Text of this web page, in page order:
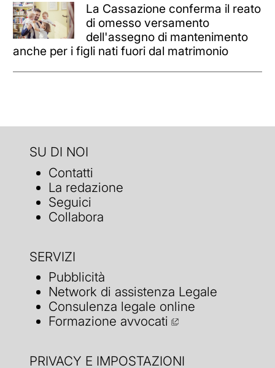
La Cassazione conferma il reato
di omesso versamento
dell'assegno di mantenimento
anche per i figli nati fuori dal matrimonio
SU DI NOI
Contatti
La redazione
Seguici
Collabora
SERVIZI
Pubblicità
Network di assistenza Legale
Consulenza legale online
Formazione avvocati
PRIVACY E IMPOSTAZIONI